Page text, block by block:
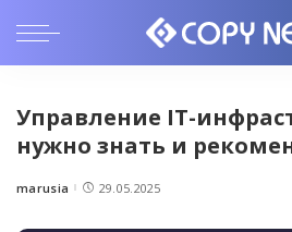
Управление IТ-
нужно знать и
Posted
marusia 29.05.2025